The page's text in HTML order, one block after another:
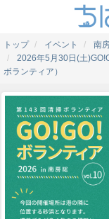
トップ イベント
南
2026年5月30日(土
ボランティア）